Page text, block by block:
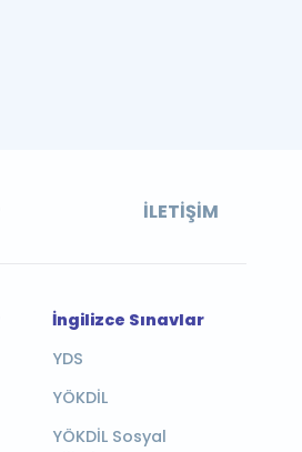
İLETIŞIM
İngilizce Sınavlar
YDS
YÖKDİL
YÖKDİL Sosyal